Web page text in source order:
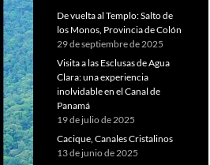
De vuelta al Templo: Salto de
los Monos, Provincia de Colón
29 de septiembre de 2025
Visita a las Esclusas de Agua
Clara: una experiencia
inolvidable en el Canal de
Panamá
19 de julio de 2025
Cacique, Canales Cristalinos
13 de junio de 2025